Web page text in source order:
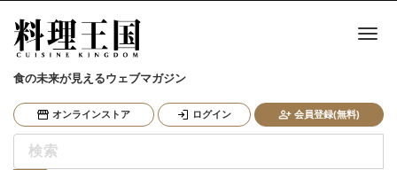
食の未来が見えるウェブマガジン
オンラインストア ログイン 会員登録(無料)
ナ